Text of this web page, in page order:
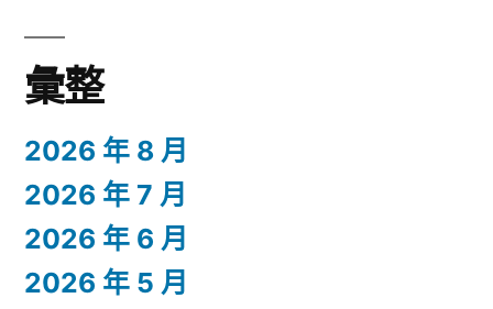
彙整
2026 年 8 月
2026 年 7 月
2026 年 6 月
2026 年 5 月